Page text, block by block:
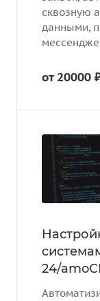
сквозную
данными,
от 20000
24/